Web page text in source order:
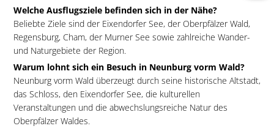
Welche Ausflugsziele befinden sich in der Nähe?
Beliebte Ziele sind der Eixendorfer See, der Oberpfälzer Wald,
Regensburg, Cham, der Murner See sowie zahlreiche Wander-
und Naturgebiete der Region.
Warum lohnt sich ein Besuch in Neunburg vorm Wald?
Neunburg vorm Wald überzeugt durch seine historische Altstadt,
das Schloss, den Eixendorfer See, die kulturellen
Veranstaltungen und die abwechslungsreiche Natur des
Oberpfälzer Waldes.